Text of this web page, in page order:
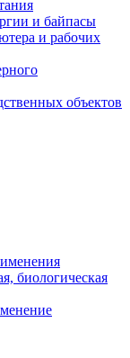
и байпасы
и рабочих
объектов
биологическая